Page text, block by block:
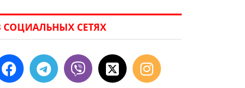
СЕТЯХ